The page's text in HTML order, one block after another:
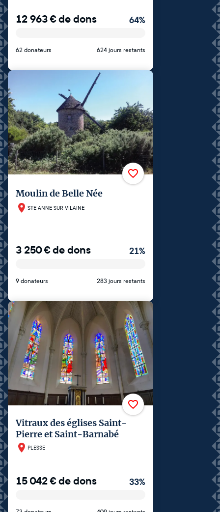
12 963€de dons 64%
62 donateurs 624 jours restants
Moulin de Belle Née
STE ANNE SUR VILAINE
3 250€de dons 21%
9 donateurs 283 jours restants
Vitraux des églises Saint-
Pierre et Saint-Barnabé
PLESSE
15 042€de dons 33%